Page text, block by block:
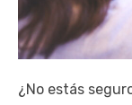
¿No estás